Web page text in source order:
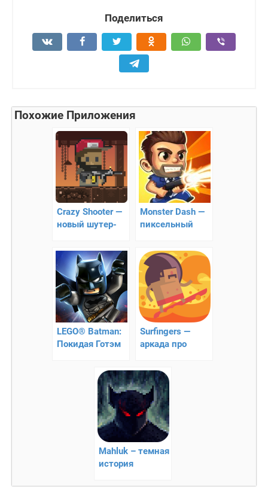
Поделиться
Похожие Приложения
Crazy Shooter —
новый шутер-
кучей зомби
Monster Dash —
пиксельный
зомби
LEGO® Batman:
Покидая Готэм
Surfingers —
аркада про
Mahluk – темная
история